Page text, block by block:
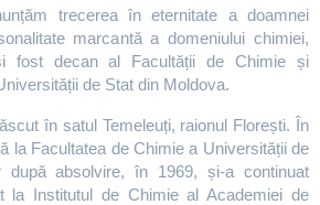
trecerea în eternitate a doamnei
marcantă a domeniului chimiei,
fost decan al Facultății de Chimie și
de Stat din Moldova.
în satul Temeleuți, raionul Florești. În
la Facultatea de Chimie a Universității de
după absolvire, în 1969, și-a continuat
la Institutul de Chimie al Academiei de